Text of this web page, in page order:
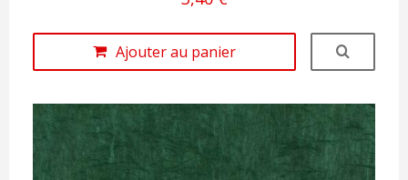
Ajouter au panier